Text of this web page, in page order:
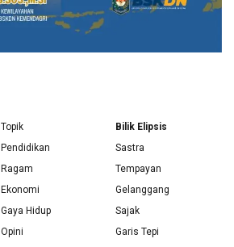
Topik
Pendidikan
Ragam
Ekonomi
Gaya Hidup
Opini
Bilik Elipsis
Sastra
Tempayan
Gelanggang
Sajak
Garis Tepi